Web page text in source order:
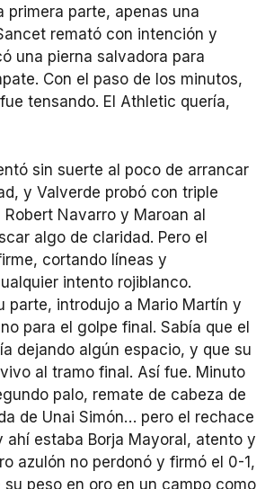
primera parte, apenas una
remató con intención y
una pierna salvadora para
Con el paso de los minutos,
tensando. El Athletic quería,
sin suerte al poco de arrancar
y Valverde probó con triple
Robert Navarro y Maroan al
algo de claridad. Pero el
cortando líneas y
intento rojiblanco.
parte, introdujo a Mario Martín y
para el golpe final. Sabía que el
dejando algún espacio, y que su
al tramo final. Así fue. Minuto
palo, remate de cabeza de
de Unai Simón… pero el rechace
ahí estaba Borja Mayoral, atento y
azulón no perdonó y firmó el 0-1,
peso en oro en un campo como